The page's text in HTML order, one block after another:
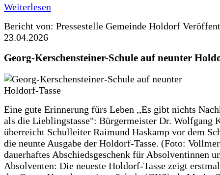
Weiterlesen
Bericht von: Pressestelle Gemeinde Holdorf
23.04.2026
Georg-Kerschensteiner-Schule auf neunter
Eine gute Erinnerung fürs Leben ,,Es gibt nichts
als die Lieblingstasse": Bürgermeister Dr. Wolfgang
überreicht Schulleiter Raimund Haskamp vor dem
die neunte Ausgabe der Holdorf-Tasse. (Foto:
dauerhaftes Abschiedsgeschenk für Absolventinnen
Absolventen: Die neueste Holdorf-Tasse zeigt